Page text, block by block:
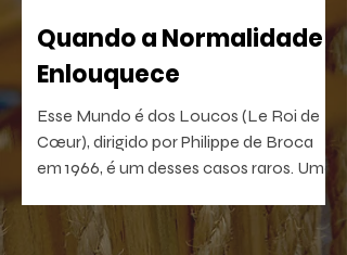
Quando a Normalidade
Enlouquece
Esse Mundo é dos Loucos (Le Roi de
Cœur), dirigido por Philippe de Broca
em 1966, é um desses casos raros. Uma
devastadora no que sugere. Um filme
que, quanto mais distante fica no